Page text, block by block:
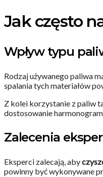
Jak często
Wpływ typu
Rodzaj używanego paliwa
spalania tych materiałów
Z kolei korzystanie z paliw
dostosowanie
Zalecenia
Eksperci zalecają, aby
powinny być wykonywane